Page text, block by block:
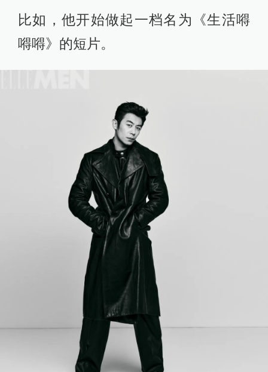
比如，他开始做起一档名为《生活嘚
嘚嘚》的短片。